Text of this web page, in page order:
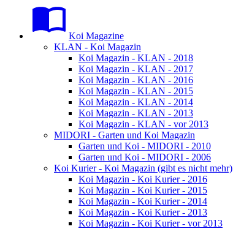
Koi Magazine
KLAN - Koi Magazin
Koi Magazin - KLAN - 2018
Koi Magazin - KLAN - 2017
Koi Magazin - KLAN - 2016
Koi Magazin - KLAN - 2015
Koi Magazin - KLAN - 2014
Koi Magazin - KLAN - 2013
Koi Magazin - KLAN - vor 2013
MIDORI - Garten und Koi Magazin
Garten und Koi - MIDORI - 2010
Garten und Koi - MIDORI - 2006
Koi Kurier - Koi Magazin (gibt es nicht mehr)
Koi Magazin - Koi Kurier - 2016
Koi Magazin - Koi Kurier - 2015
Koi Magazin - Koi Kurier - 2014
Koi Magazin - Koi Kurier - 2013
Koi Magazin - Koi Kurier - vor 2013